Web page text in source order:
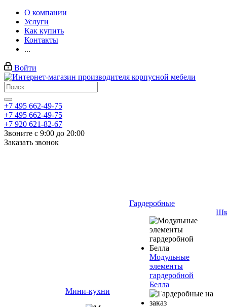
О компании
Услуги
Как купить
Контакты
...
Войти
+7 495 662-49-75
+7 495 662-49-75
+7 920 621-82-67
Звоните с 9:00 до 20:00
Заказать звонок
Мини-кухни
Гардеробные
Модульные
элементы
гардеробной
Белла